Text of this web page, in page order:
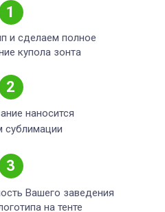
и сделаем полное
купола зонта
Вашего заведения
на тенте
наносится
сублимации
1
2
3